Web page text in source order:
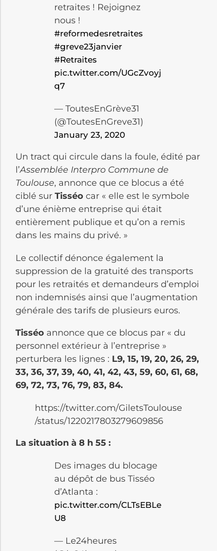
retraites ! Rejoignez
nous !
#reformedesretraites
#greve23janvier
#Retraites
pic.twitter.com/UGcZvoyj
q7
— ToutesEnGrève31
(@ToutesEnGreve31)
January 23, 2020
Un tract qui circule dans la foule, édité par
l’Assemblée Interpro Commune de
Toulouse, annonce que ce blocus a été
ciblé sur Tisséo car « elle est le symbole
d’une énième entreprise qui était
entièrement publique et qu’on a remis
dans les mains du privé. »
Le collectif dénonce également la
suppression de la gratuité des transports
pour les retraités et demandeurs d’emploi
non indemnisés ainsi que l’augmentation
générale des tarifs de plusieurs euros.
Tisséo annonce que ce blocus par « du
personnel extérieur à l’entreprise »
perturbera les lignes : L9, 15, 19, 20, 26, 29,
33, 36, 37, 39, 40, 41, 42, 43, 59, 60, 61, 68,
69, 72, 73, 76, 79, 83, 84.
https://twitter.com/GiletsToulouse
/status/1220217803279609856
La situation à 8 h 55 :
Des images du blocage
au dépôt de bus Tisséo
d’Atlanta :
pic.twitter.com/CLTsEBLe
U8
— Le24heures